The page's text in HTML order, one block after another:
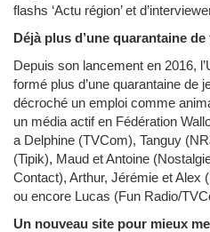
flashs ‘Actu région’ et
Déjà plus d’une quarantaine
Depuis son lancement en 2016,
formé plus d’une quarantaine de
décroché un emploi comme
un média actif en Fédération
a Delphine (TVCom), Tanguy
(Tipik), Maud et Antoine
Contact), Arthur, Jérémie et Alex
ou encore Lucas (Fun Radio/
Un nouveau site pour mieux